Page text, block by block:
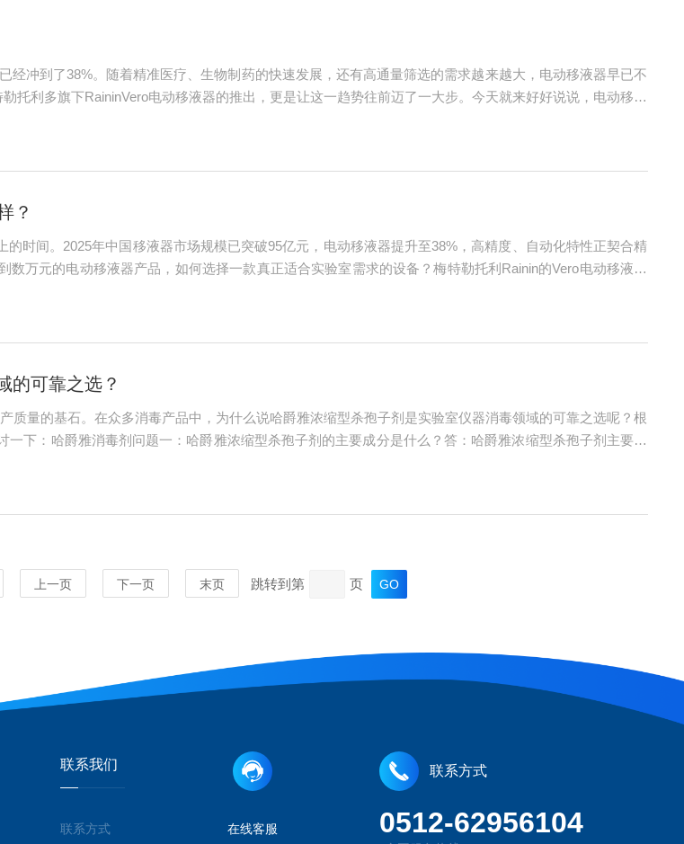
经冲到了38%。随着精准医疗、生物制药的快速发展，还有高通量筛选的需求越来越大，电动移液器早已不
托利多旗下RaininVero电动移液器的推出，更是让这一趋势往前迈了一大步。今天就来好好说说，电动移液
？
时间。2025年中国移液器市场规模已突破95亿元，电动移液器提升至38%，高精度、自动化特性正契合精
万元的电动移液器产品，如何选择一款真正适合实验室需求的设备？梅特勒托利Rainin的Vero电动移液器
的可靠之选？
质量的基石。在众多消毒产品中，为什么说哈爵雅浓缩型杀孢子剂是实验室仪器消毒领域的可靠之选呢？根
下：哈爵雅消毒剂问题一：哈爵雅浓缩型杀孢子剂的主要成分是什么？答：哈爵雅浓缩型杀孢子剂主要由
上一页 下一页 末页 跳转到第 页
联系我们
联系方式 在线客服
联系方式
0512-62956104